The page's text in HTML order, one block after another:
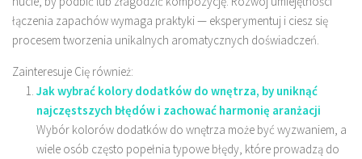
łączenia zapachów wymaga praktyki — eksperymentuj i ciesz się
procesem tworzenia unikalnych aromatycznych doświadczeń.
Zainteresuje Cię również:
Jak wybrać kolory dodatków do wnętrza, by uniknąć
najczęstszych błędów i zachować harmonię aranżacji
Wybór kolorów dodatków do wnętrza może być wyzwaniem, a
wiele osób często popełnia typowe błędy, które prowadzą do